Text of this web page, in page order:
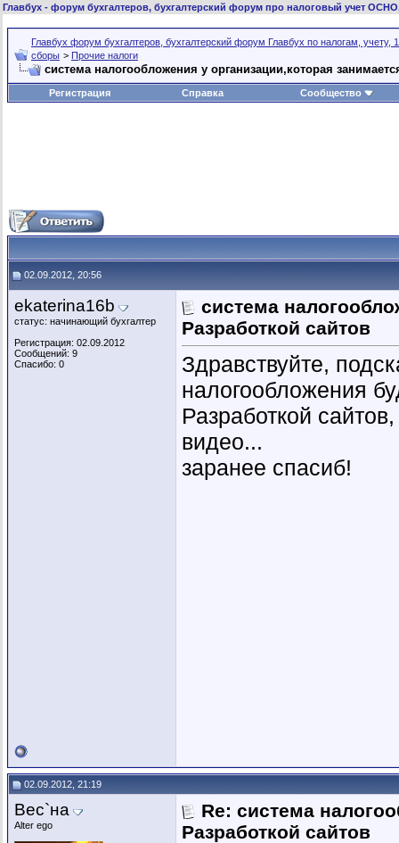
Главбух - форум бухгалтеров, бухгалтерский форум про налоговый учет
Главбух форум бухгалтеров, бухгалтерский форум Главбух по налогам, учету,
сборы > Прочие налоги
система налогообложения у организации,которая
Регистрация Справка Сообщество
02.09.2012, 20:56
ekaterina16b
статус: начинающий бухгалтер
Регистрация: 02.09.2012
Сообщений: 9
Спасибо: 0
система
Разработкой сайтов
Здравствуйте,
налогообложения
Разработкой
видео...
заранее спасиб!
02.09.2012, 21:19
Вес`на
Alter ego
Re: система
Разработкой сайтов